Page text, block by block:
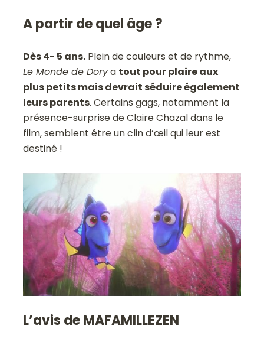
A partir de quel âge ?
Dès 4- 5 ans. Plein de couleurs et de rythme,
Le Monde de Dorya tout pour plaire aux
plus petits mais devrait séduire également
leurs parents. Certains gags, notamment la
présence-surprise de Claire Chazal dans le
film, semblent être un clin d’œil qui leur est
destiné !
L’avis de MAFAMILLEZEN